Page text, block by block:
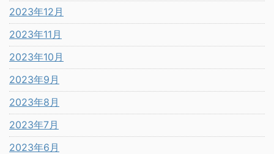
2023年12月
2023年11月
2023年10月
2023年9月
2023年8月
2023年7月
2023年6月